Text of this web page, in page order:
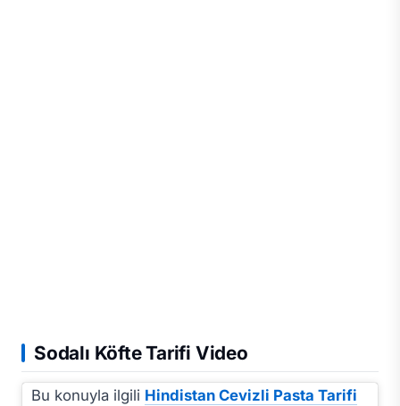
Sodalı Köfte Tarifi Video
Bu konuyla ilgili Hindistan Cevizli Pasta Tarifi